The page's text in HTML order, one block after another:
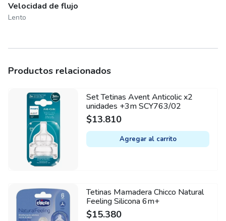
Velocidad de flujo
Lento
Productos relacionados
Set Tetinas Avent Anticolic x2
unidades +3m SCY763/02
$13.810
Agregar al carrito
Tetinas Mamadera Chicco Natural
Feeling Silicona 6m+
$15.380